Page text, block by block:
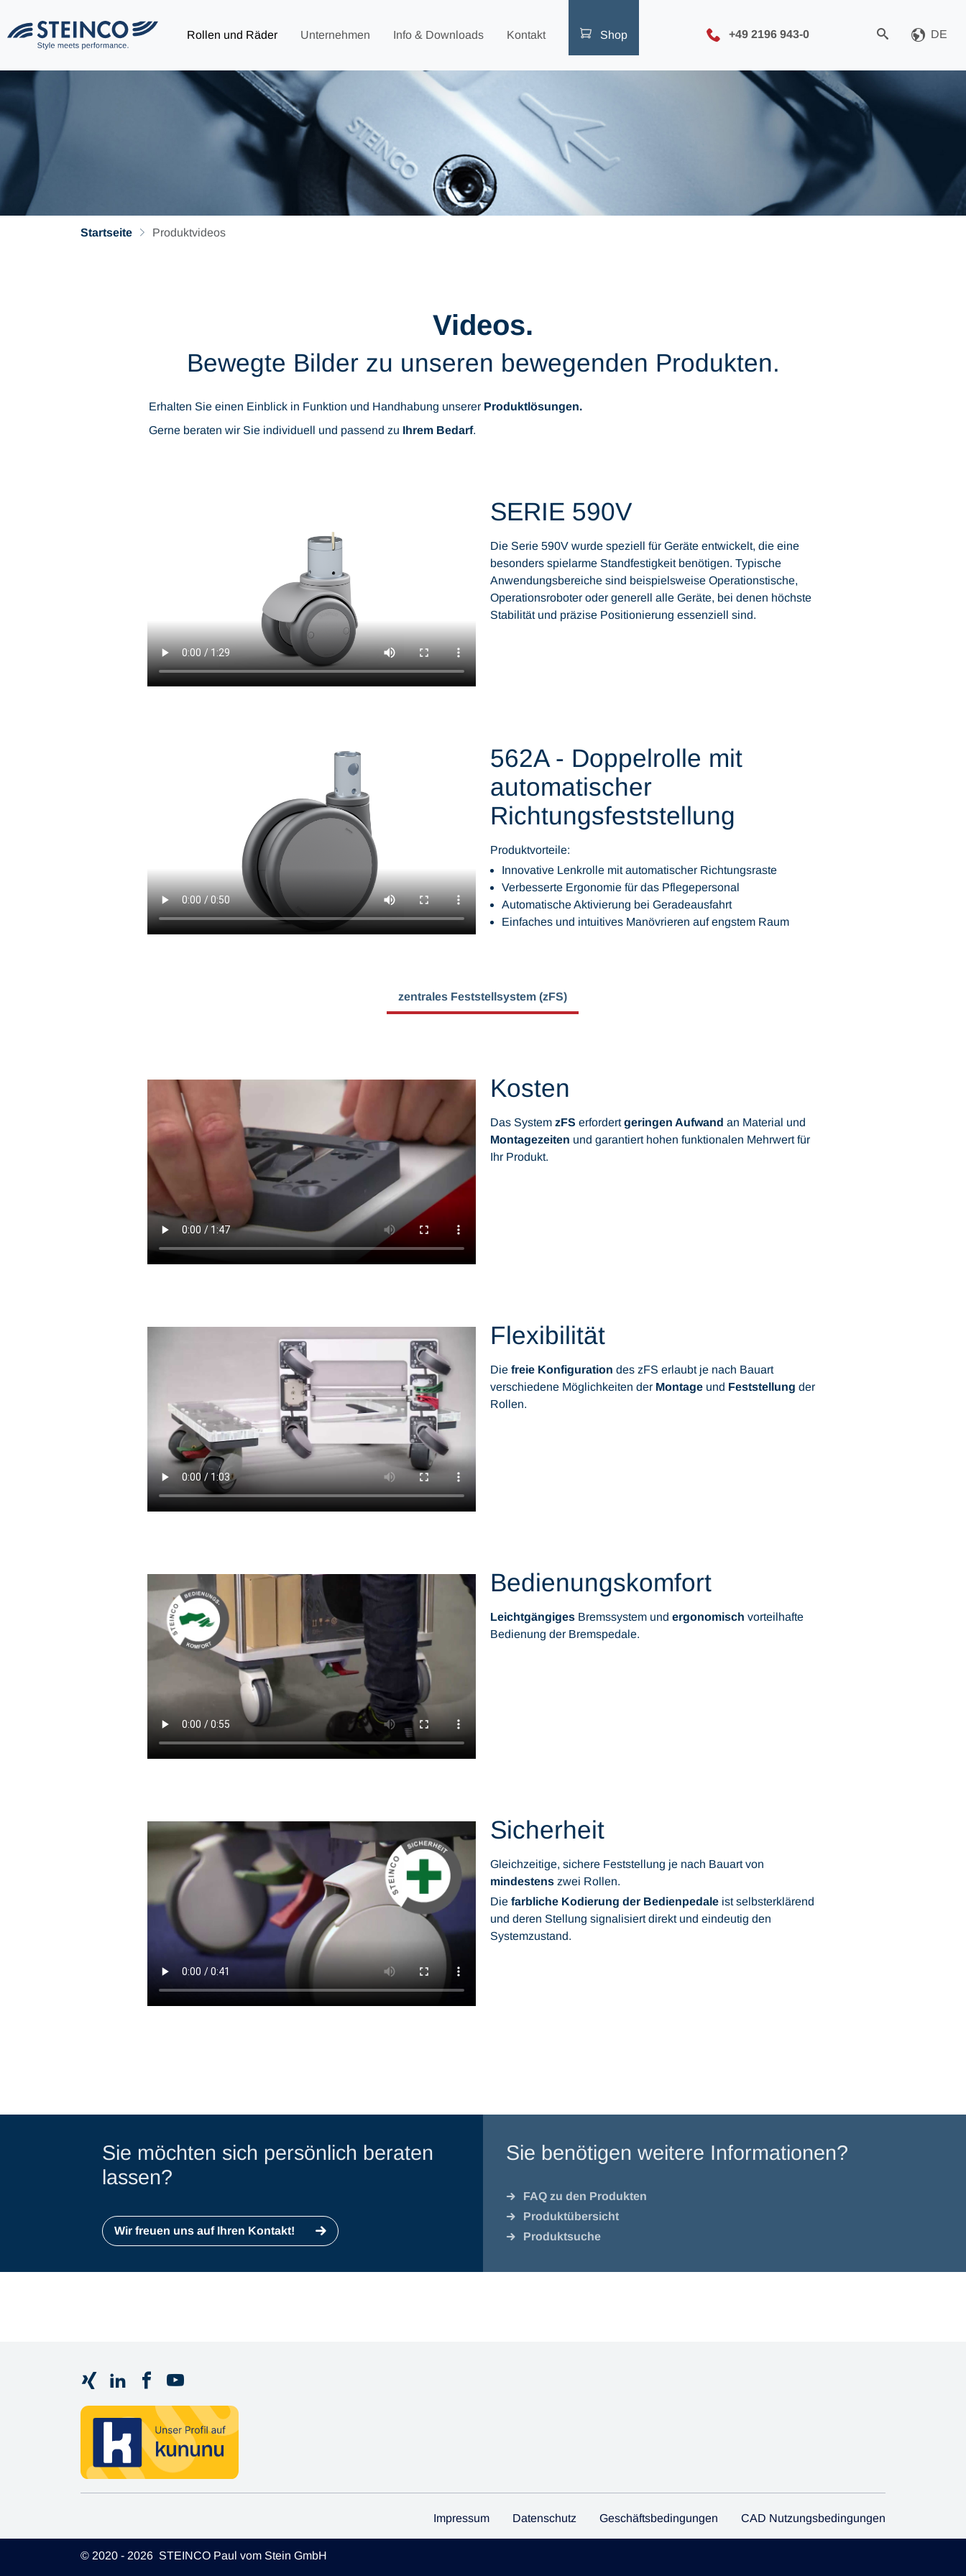
Rollen und Räder Unternehmen Info & Downloads Kontakt Shop +49 2196 943-0 DE
Startseite Produktvideos
Videos.
Bewegte Bilder zu unseren bewegenden Produkten.
Erhalten Sie einen Einblick in Funktion und Handhabung unserer Produktlösungen.
Gerne beraten wir Sie individuell und passend zu Ihrem Bedarf.
SERIE 590V
Die Serie 590V wurde speziell für Geräte entwickelt, die eine
besonders spielarme Standfestigkeit benötigen. Typische
Anwendungsbereiche sind beispielsweise Operationstische,
Operationsroboter oder generell alle Geräte, bei denen höchste
Stabilität und präzise Positionierung essenziell sind.
562A - Doppelrolle mit
automatischer
Richtungsfeststellung
Produktvorteile:
Innovative Lenkrolle mit automatischer Richtungsraste
Verbesserte Ergonomie für das Pflegepersonal
Automatische Aktivierung bei Geradeausfahrt
Einfaches und intuitives Manövrieren auf engstem Raum
zentrales Feststellsystem (zFS)
Kosten
Das SystemzFS erfordertgeringen Aufwand an Material und
Montagezeiten und garantiert hohen funktionalen Mehrwert für
Ihr Produkt.
Flexibilität
Die freie Konfiguration des zFS erlaubt je nach Bauart
verschiedene Möglichkeiten der Montageund Feststellung der
Rollen.
Bedienungskomfort
LeichtgängigesBremssystem und ergonomisch vorteilhafte
Bedienung der Bremspedale.
Sicherheit
Gleichzeitige, sichere Feststellung je nach Bauart von
mindestenszwei Rollen.
Die farbliche Kodierung der Bedienpedaleist selbsterklärend
und deren Stellung signalisiert direkt und eindeutig den
Systemzustand.
Sie möchten sich persönlich beraten
lassen?
Wir freuen uns auf Ihren Kontakt!
Sie benötigen weitere Informationen?
FAQ zu den Produkten
Produktübersicht
Produktsuche
Impressum Datenschutz Geschäftsbedingungen CAD Nutzungsbedingungen
© 2020 - 2026 STEINCO Paul vom Stein GmbH